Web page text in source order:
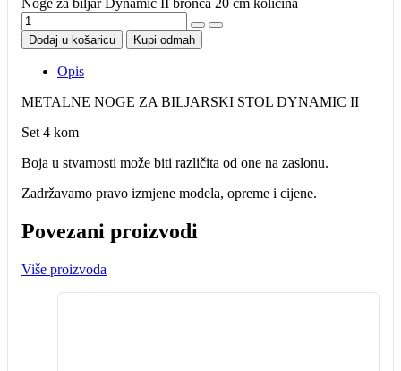
Noge za biljar Dynamic II bronca 20 cm količina
Dodaj u košaricu Kupi odmah
Opis
METALNE NOGE ZA BILJARSKI STOL DYNAMIC II
Set 4 kom
Boja u stvarnosti može biti različita od one na zaslonu.
Zadržavamo pravo izmjene modela, opreme i cijene.
Povezani proizvodi
Više proizvoda